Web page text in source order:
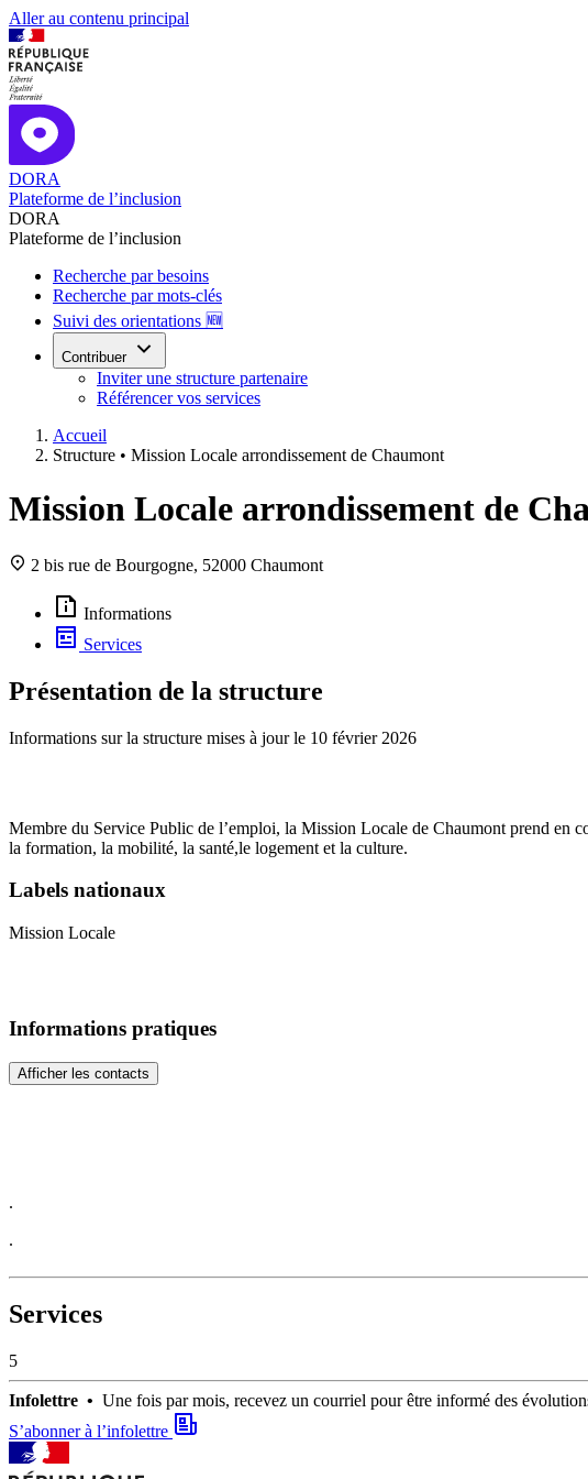
Aller au contenu principal
DORA
Plateforme de l’inclusion
DORA
Plateforme de l’inclusion
Recherche par besoins
Recherche par mots-clés
Suivi des orientations 🆕
Contribuer
Inviter une structure partenaire
Référencer vos services
Accueil
Structure • Mission Locale arrondissement de Chaumont
Mission Locale arrondissement de
2 bis rue de Bourgogne, 52000 Chaumont
Informations
Services
Présentation de la structure
Informations sur la structure mises à jour le 10 février 2026
Membre du Service Public de l’emploi, la Mission Locale de Chaumont prend en
la formation, la mobilité, la santé,le logement et la culture.
Labels nationaux
Mission Locale
.
.
Informations pratiques
Afficher les contacts
Services
5
Infolettre • Une fois par mois, recevez un courriel pour être informé des
S’abonner à l’infolettre